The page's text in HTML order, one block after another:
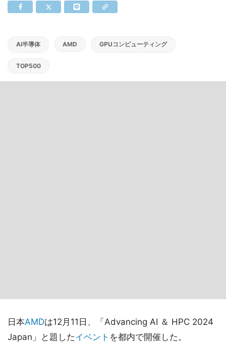
AI半導体 AMD GPUコンピューティング
TOP500
日本AMDは12月11日、「Advancing AI ＆ HPC 2024
Japan」と題したイベント を都内で開催した。